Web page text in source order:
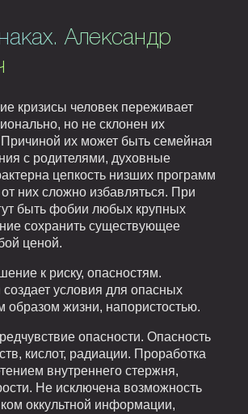
Александр
кризисы человек переживает
но не склонен их
их может быть семейная
с родителями, духовные
цепкость низших программ
них сложно избавляться. При
быть фобии любых крупных
сохранить существующее
ценой.
к риску, опасностям.
условия для опасных
образом жизни, напористостью.
опасности. Опасность
кислот, радиации. Проработка
внутреннего стержня,
Не исключена возможность
оккультной информации,